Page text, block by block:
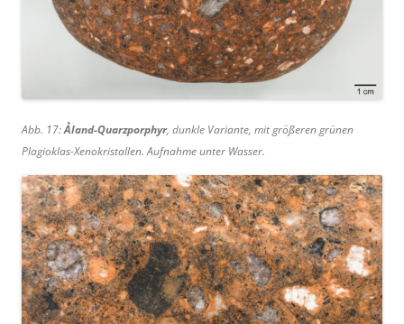
Abb. 17:Åland-Quarzporphyr, dunkle Variante, mit größeren grünen
Plagioklas-Xenokristallen. Aufnahme unter Wasser.